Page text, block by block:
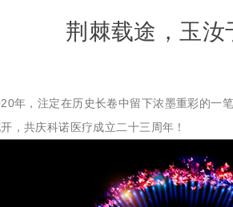
荆棘载途，玉
，注定在历史长卷中留下浓墨重彩的一笔
，共庆科诺医疗成立二十三周年！